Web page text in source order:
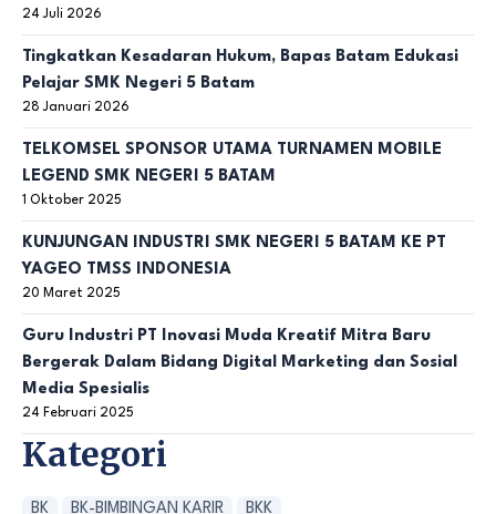
24 Juli 2026
Tingkatkan Kesadaran Hukum, Bapas Batam Edukasi
Pelajar SMK Negeri 5 Batam
28 Januari 2026
TELKOMSEL SPONSOR UTAMA TURNAMEN MOBILE
LEGEND SMK NEGERI 5 BATAM
1 Oktober 2025
KUNJUNGAN INDUSTRI SMK NEGERI 5 BATAM KE PT
YAGEO TMSS INDONESIA
20 Maret 2025
Guru Industri PT Inovasi Muda Kreatif Mitra Baru
Bergerak Dalam Bidang Digital Marketing dan Sosial
Media Spesialis
24 Februari 2025
Kategori
BK BK-BIMBINGAN KARIR BKK